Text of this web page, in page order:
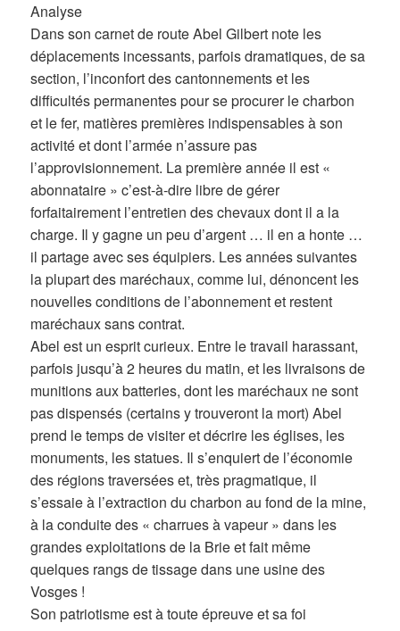
Analyse
Dans son carnet de route Abel Gilbert note les
déplacements incessants, parfois dramatiques, de sa
section, l’inconfort des cantonnements et les
difficultés permanentes pour se procurer le charbon
et le fer, matières premières indispensables à son
activité et dont l’armée n’assure pas
l’approvisionnement. La première année il est «
abonnataire » c’est-à-dire libre de gérer
forfaitairement l’entretien des chevaux dont il a la
charge. Il y gagne un peu d’argent … il en a honte …
il partage avec ses équipiers. Les années suivantes
la plupart des maréchaux, comme lui, dénoncent les
nouvelles conditions de l’abonnement et restent
maréchaux sans contrat.
Abel est un esprit curieux. Entre le travail harassant,
parfois jusqu’à 2 heures du matin, et les livraisons de
munitions aux batteries, dont les maréchaux ne sont
pas dispensés (certains y trouveront la mort) Abel
prend le temps de visiter et décrire les églises, les
monuments, les statues. Il s’enquiert de l’économie
des régions traversées et, très pragmatique, il
s’essaie à l’extraction du charbon au fond de la mine,
à la conduite des « charrues à vapeur » dans les
grandes exploitations de la Brie et fait même
quelques rangs de tissage dans une usine des
Vosges !
Son patriotisme est à toute épreuve et sa foi